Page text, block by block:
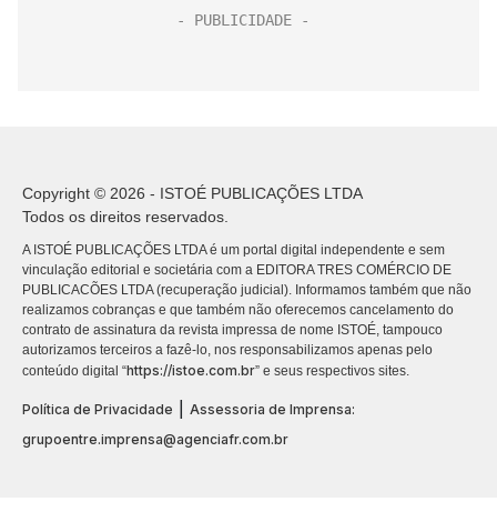
Copyright © 2026 - ISTOÉ PUBLICAÇÕES LTDA
Todos os direitos reservados.
A ISTOÉ PUBLICAÇÕES LTDA é um portal digital independente e sem
vinculação editorial e societária com a EDITORA TRES COMÉRCIO DE
PUBLICACÕES LTDA (recuperação judicial). Informamos também que não
realizamos cobranças e que também não oferecemos cancelamento do
contrato de assinatura da revista impressa de nome ISTOÉ, tampouco
autorizamos terceiros a fazê-lo, nos responsabilizamos apenas pelo
conteúdo digital “https://istoe.com.br” e seus respectivos sites.
Política de Privacidade
Assessoria de Imprensa:
grupoentre.imprensa@agenciafr.com.br